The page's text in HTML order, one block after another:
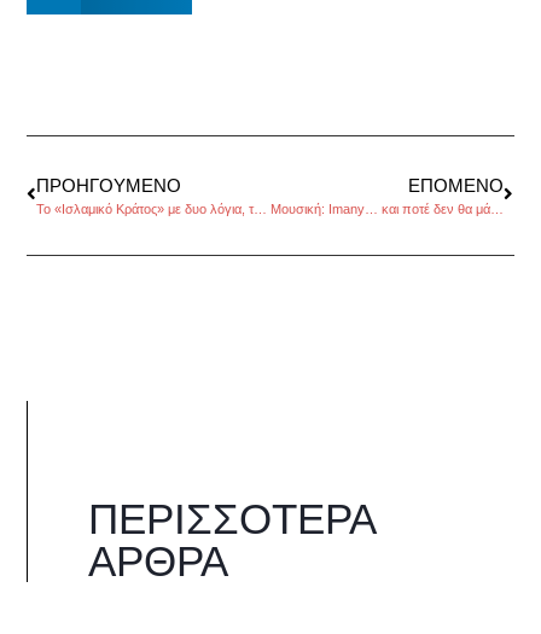
ΠΡΟΗΓΟΎΜΕΝΟ
Το «Ισλαμικό Κράτος» με δυο λόγια, του Γιάννη Παγουλάτου
ΕΠΌΜΕΝΟ
Μουσική: Imany… και ποτέ δεν θα μάθεις
ΠΕΡΙΣΣΌΤΕΡΑ
ΆΡΘΡΑ